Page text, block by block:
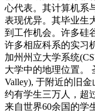
心代表。其计算机系
表现优异。其毕业生
到工作机会。许多硅
许多相应科系的实习
加州州立大学系统
大学中的地理位置。
Valley), 于附近的旧
约有学生三万人，超
来自世界60余国的学